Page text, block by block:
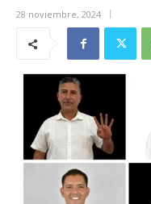
28 noviembre, 2024